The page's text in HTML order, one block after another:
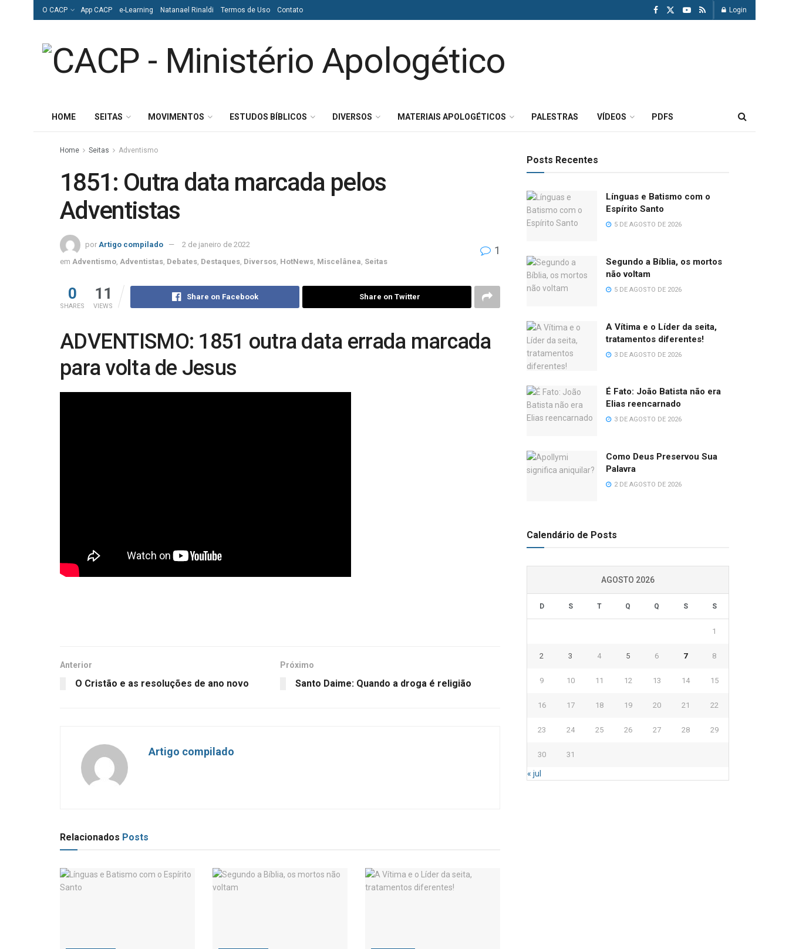
O CACP App CACP e-Learning Natanael Rinaldi Termos de Uso Contato Login
HOME SEITAS MOVIMENTOS ESTUDOS BÍBLICOS DIVERSOS MATERIAIS APOLOGÉTICOS PALESTRAS VÍDEOS PDFS
Home Seitas Adventismo
1851: Outra data marcada pelos
Adventistas
por Artigo compilado
2 de janeiro de 2022
em Adventismo Adventistas Debates Destaques Diversos HotNews Miscelânea Seitas
1
0
SHARES
11
VIEWS
Share on Facebook Share on Twitter
ADVENTISMO: 1851 outra data errada marcada
para volta de Jesus
Anterior
O Cristão e as resoluções de ano novo
Próximo
Santo Daime: Quando a droga é religião
Artigo compilado
Relacionados Posts
Posts Recentes
Línguas e Batismo com o
Espírito Santo
5 DE AGOSTO DE 2026
Segundo a Bíblia, os mortos
não voltam
5 DE AGOSTO DE 2026
A Vítima e o Líder da seita,
tratamentos diferentes!
3 DE AGOSTO DE 2026
É Fato: João Batista não era
Elias reencarnado
3 DE AGOSTO DE 2026
Como Deus Preservou Sua
Palavra
2 DE AGOSTO DE 2026
Calendário de Posts
AGOSTO 2026
D S T Q Q S S
1
2 3 4 5 6 7 8
9 10 11 12 13 14 15
16 17 18 19 20 21 22
23 24 25 26 27 28 29
30 31
« jul